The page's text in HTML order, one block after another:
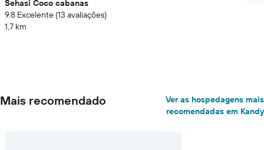
Sehasi Coco cabanas
9.8 Excelente (13 avaliações)
1,7 km
Mais recomendado
Ver as hospedagens mais
recomendadas em Kandy